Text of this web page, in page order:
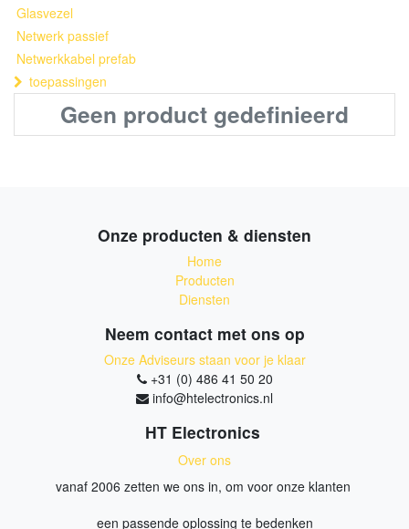
Glasvezel
Netwerk passief
Netwerkkabel prefab
toepassingen
Geen product gedefinieerd
Onze producten & diensten
Home
Producten
Diensten
Neem contact met ons op
Onze Adviseurs staan voor je klaar
+31 (0) 486 41 50 20
info@htelectronics.nl
HT Electronics
Over ons
vanaf 2006 zetten we ons in, om voor onze klanten
een passende oplossing te bedenken